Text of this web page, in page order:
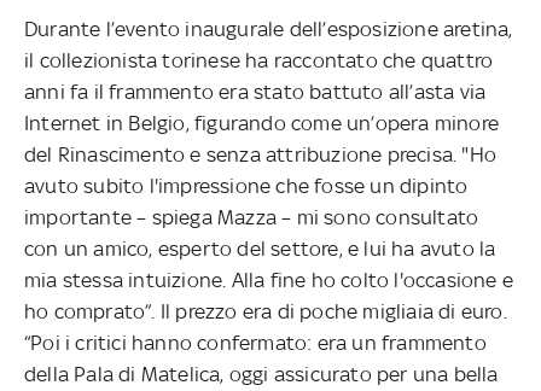
Durante l’evento inaugurale dell’esposizione aretina,
il collezionista torinese ha raccontato che quattro
anni fa il frammento era stato battuto all’asta via
Internet in Belgio, figurando come un’opera minore
del Rinascimento e senza attribuzione precisa. "Ho
avuto subito l'impressione che fosse un dipinto
importante – spiega Mazza – mi sono consultato
con un amico, esperto del settore, e lui ha avuto la
mia stessa intuizione. Alla fine ho colto l'occasione e
ho comprato”. Il prezzo era di poche migliaia di euro.
“Poi i critici hanno confermato: era un frammento
della Pala di Matelica, oggi assicurato per una bella